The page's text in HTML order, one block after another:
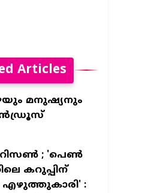
Articles
മനുഷ്യനും
; 'പെൺ
കറുപ്പിന്
: